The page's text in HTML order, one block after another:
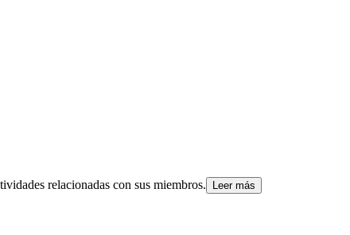
relacionadas con sus miembros. Leer más